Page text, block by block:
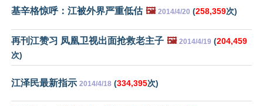
基辛格惊呼：江被外界严重低估 🖼️ 2014/4/20 (258,359次)
再刊江赞习 凤凰卫视出面抢救老主子 🖼️ 2014/4/19 (204,459
次)
江泽民最新指示 2014/4/18 (334,395次)